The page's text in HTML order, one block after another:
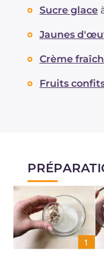
Sucre glace
Jaunes
Crème
Fruits